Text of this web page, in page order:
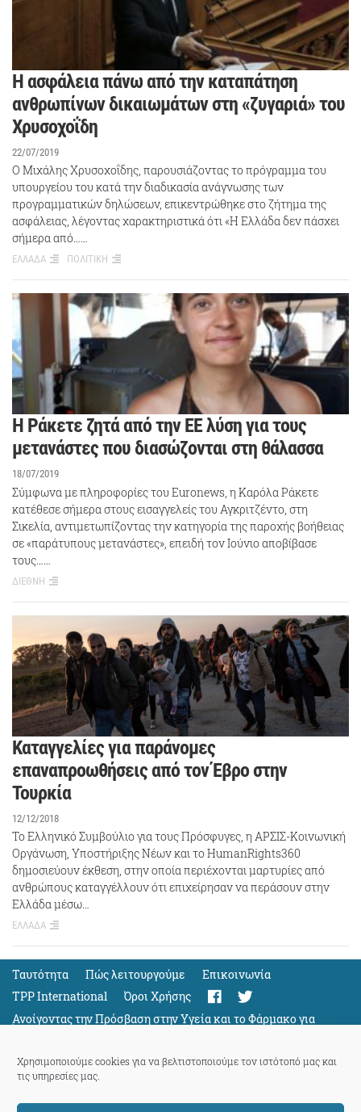
Χρησιμοποιούμε cookies για να βελτιστοποιούμε τον ιστότοπό μας και
τις υπηρεσίες μας.
Η ασφάλεια πάνω από την καταπάτηση
ανθρωπίνων δικαιωμάτων στη «ζυγαριά» του
Χρυσοχοΐδη
22/07/2019
Ο Μιχάλης Χρυσοχοΐδης, παρουσιάζοντας το πρόγραμμα του
υπουργείου του κατά την διαδικασία ανάγνωσης των
προγραμματικών δηλώσεων, επικεντρώθηκε στο ζήτημα της
ασφάλειας, λέγοντας χαρακτηριστικά ότι «Η Ελλάδα δεν πάσχει
σήμερα από……
ΕΛΛΑΔΑ ΠΟΛΙΤΙΚΗ
Η Ράκετε ζητά από την ΕΕ λύση για τους
μετανάστες που διασώζονται στη θάλασσα
18/07/2019
Σύμφωνα με πληροφορίες του Euronews, η Καρόλα Ράκετε
κατέθεσε σήμερα στους εισαγγελείς του Αγκριτζέντο, στη
Σικελία, αντιμετωπίζοντας την κατηγορία της παροχής βοήθειας
σε «παράτυπους μετανάστες», επειδή τον Ιούνιο αποβίβασε
τους……
ΔΙΕΘΝΗ
Καταγγελίες για παράνομες
επαναπροωθήσεις από τον Έβρο στην
Τουρκία
12/12/2018
Το Ελληνικό Συμβούλιο για τους Πρόσφυγες, η ΑΡΣΙΣ-Κοινωνική
Οργάνωση, Υποστήριξης Νέων και το HumanRights360
δημοσιεύουν έκθεση, στην οποία περιέχονται μαρτυρίες από
ανθρώπους καταγγέλλουν ότι επιχείρησαν να περάσουν στην
Ελλάδα μέσω…
ΕΛΛΑΔΑ
Ταυτότητα Πώς λειτουργούμε
Eπικοινωνία
TPP International
Όροι Χρήσης
Ανοίγοντας την Πρόσβαση στην Υγεία και το Φάρμακο για
Όλους
Support